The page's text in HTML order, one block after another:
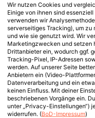
Wir nutzen Cookies und
Einige von ihnen sind
verwenden wir
serverseitiges Tracking), um zu
und wie sie genutzt wird. Wir
Marketingzwecken und setzen
Drittanbieter ein, wodurch ggf.
Tracking-Pixel, IP-Adressen
werden. Auf unserer Seite
Anbietern ein (Video-
Datenverarbeitung und ein
keinen Einfluss. Mit deiner
beschriebenen Vorgänge ein.
unter „Privacy-Einstellungen“)
widerrufen. (BoD-Impressum)